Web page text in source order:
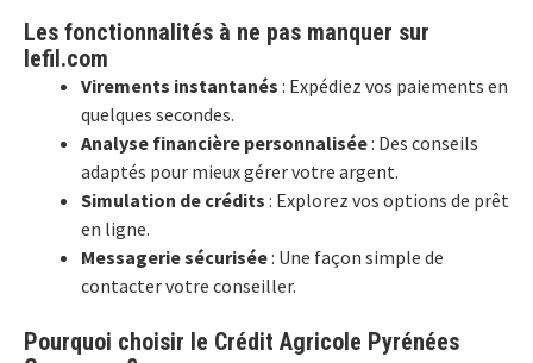
Les fonctionnalités à ne pas manquer sur
lefil.com
Virements instantanés : Expédiez vos paiements en
quelques secondes.
Analyse financière personnalisée: Des conseils
adaptés pour mieux gérer votre argent.
Simulation de crédits : Explorez vos options de prêt
en ligne.
Messagerie sécurisée: Une façon simple de
contacter votre conseiller.
Pourquoi choisir le Crédit Agricole Pyrénées